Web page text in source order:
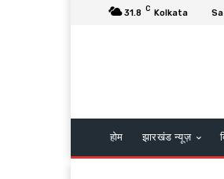
31.8 C Kolkata
होम झारखंड न्यूज़